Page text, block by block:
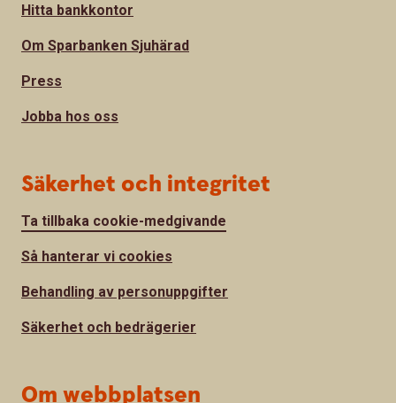
Hitta bankkontor
Om Sparbanken Sjuhärad
Press
Jobba hos oss
Säkerhet och integritet
Ta tillbaka cookie-medgivande
Så hanterar vi cookies
Behandling av personuppgifter
Säkerhet och bedrägerier
Om webbplatsen